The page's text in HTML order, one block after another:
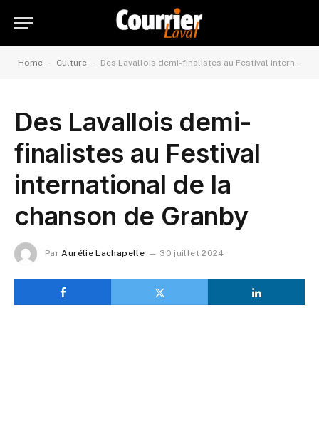
Home - Culture - Des Lavallois demi-finalistes au Festival international de la chanson de Granby
Des Lavallois demi-
finalistes au Festival
international de la
chanson de Granby
Par Aurélie Lachapelle 30 juillet 2024